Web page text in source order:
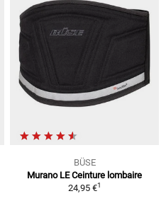
BÜSE
Murano LE Ceinture lombaire
24,95 €1